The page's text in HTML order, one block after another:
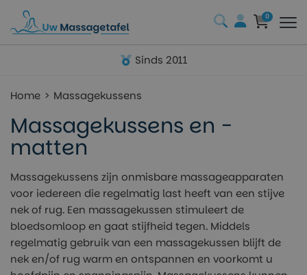
0
Sinds 2011
Home Massagekussens
Massagekussens en -
matten
Massagekussens zijn onmisbare massageapparaten
voor iedereen die regelmatig last heeft van een stijve
nek of rug. Een massagekussen stimuleert de
bloedsomloop en gaat stijfheid tegen. Middels
regelmatig gebruik van een massagekussen blijft de
nek en/of rug warm en ontspannen en voorkomt u